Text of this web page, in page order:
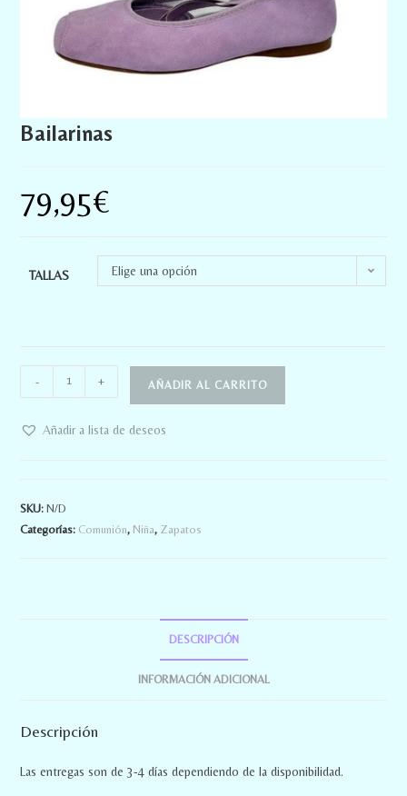
Bailarinas
79,95€
TALLAS Elige una opción
- + AÑADIR AL CARRITO
Añadir a lista de deseos
SKU:N/D
Categorías: Comunión, Niña, Zapatos
DESCRIPCIÓN
INFORMACIÓN ADICIONAL
Descripción
Las entregas son de 3-4 días dependiendo de la disponibilidad.